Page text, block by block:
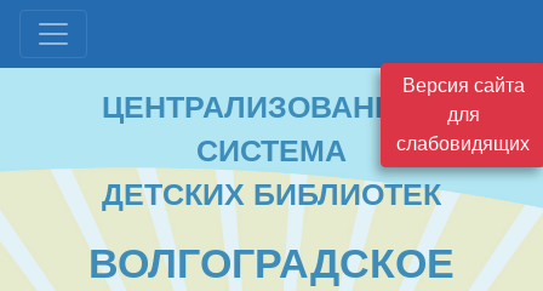
Версия сайта
для
слабовидящих
ЦЕНТРАЛИЗОВАННАЯ
СИСТЕМА
ДЕТСКИХ БИБЛИОТЕК
ВОЛГОГРАДСКОЕ
МУНИЦИПАЛЬНОЕ
УЧРЕЖДЕНИЕ